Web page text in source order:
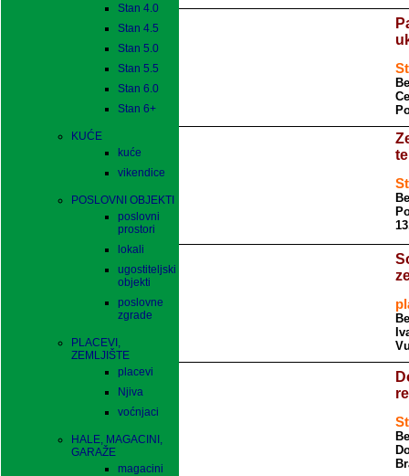
Stan 4.0
Stan 4.5
Stan 5.0
Stan 5.5
Stan 6.0
Stan 6+
KUĆE
kuće
vikendice
POSLOVNI OBJEKTI
poslovni
prostori
lokali
ugostiteljski
objekti
poslovne
zgrade
PLACEVI,
ZEMLJIŠTE
placevi
Njiva
voćnjaci
HALE, MAGACINI,
GARAŽE
magacini